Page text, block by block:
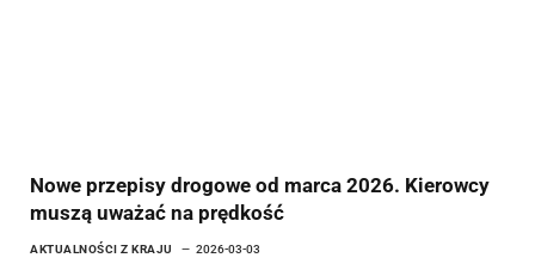
Nowe przepisy drogowe od marca 2026. Kierowcy
muszą uważać na prędkość
AKTUALNOŚCI Z KRAJU 2026-03-03